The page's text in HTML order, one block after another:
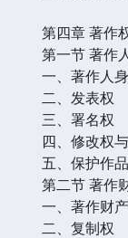
第四章 著作
第一节 著作
一、著作人
二、发表权
三、署名权
四、修改权
五、保护作
第二节 著作
一、著作财
二、复制权